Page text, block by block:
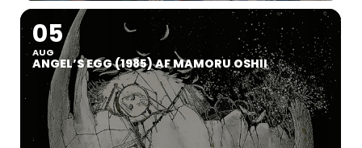
05
AUG
ANGEL’S EGG (1985) AF MAMORU OSHII